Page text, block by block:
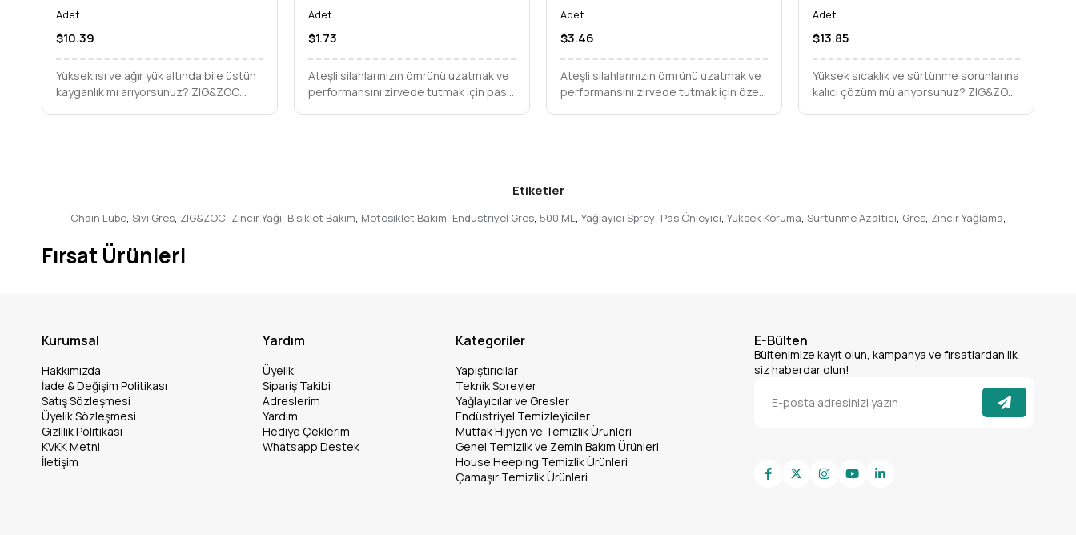
Adet
$10.39
Yüksek ısı ve ağır yük altında bile üstün
kayganlık mı arıyorsunuz? ZIG&ZOC
Adet
$1.73
Ateşli silahlarınızın ömrünü uzatmak ve
performansını zirvede tutmak için pas
Adet
$3.46
Ateşli silahlarınızın ömrünü uzatmak ve
performansını zirvede tutmak için özel
Adet
$13.85
Yüksek sıcaklık ve sürtünme sorunlarına
kalıcı çözüm mü arıyorsunuz? ZIG&ZOC
Etiketler
Chain Lube, Sıvı Gres, ZIG&ZOC, Zincir Yağı, Bisiklet Bakım, Motosiklet Bakım, Endüstriyel Gres, 500 ML, Yağlayıcı Sprey, Pas Önleyici, Yüksek Koruma, Sürtünme Azaltıcı, Gres, Zincir Yağlama,
Fırsat Ürünleri
Kurumsal
Hakkımızda
İade & Değişim Politikası
Satış Sözleşmesi
Üyelik Sözleşmesi
Gizlilik Politikası
KVKK Metni
İletişim
Yardım
Üyelik
Sipariş Takibi
Adreslerim
Yardım
Hediye Çeklerim
Whatsapp Destek
Kategoriler
Yapıştırıcılar
Teknik Spreyler
Yağlayıcılar ve Gresler
Endüstriyel Temizleyiciler
Mutfak Hijyen ve Temizlik Ürünleri
Genel Temizlik ve Zemin Bakım Ürünleri
House Heeping Temizlik Ürünleri
Çamaşır Temizlik Ürünleri
E-Bülten
Bültenimize kayıt olun, kampanya ve fırsatlardan ilk
siz haberdar olun!